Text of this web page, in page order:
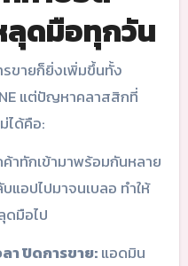
ลุดมือทุกวัน
รขายก็ยิ่งเพิ่มขึ้นทั้ง
แต่ปัญหาคลาสสิกที่
ได้คือ:
าทักเข้ามาพร้อมกันหลาย
อปไปมาจนเบลอ ทำให้
ดมือไป
า ปิดการขาย:แอดมิน